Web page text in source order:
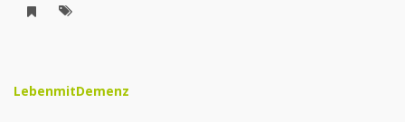
LebenmitDemenz